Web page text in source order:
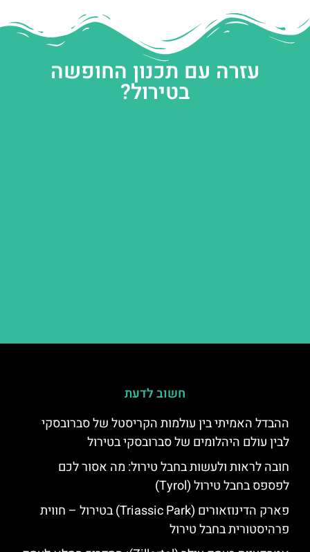
עזרה עם תכנון החופשה
בטירול?
חשוב לדעת
ההבדל האמיתי בין עולמות הקריסטל של סברובסקי
לבין עולם היהלומים של סברובסקי בטירול
חובה לראות ולעשות בחבל טירול: מה אסור לכם
לפספס בחבל טירול (Tyrol)
פארק הדינוזאורים (Triassic Park) בטירול – חווית
פרהיסטורית בחבל טירול